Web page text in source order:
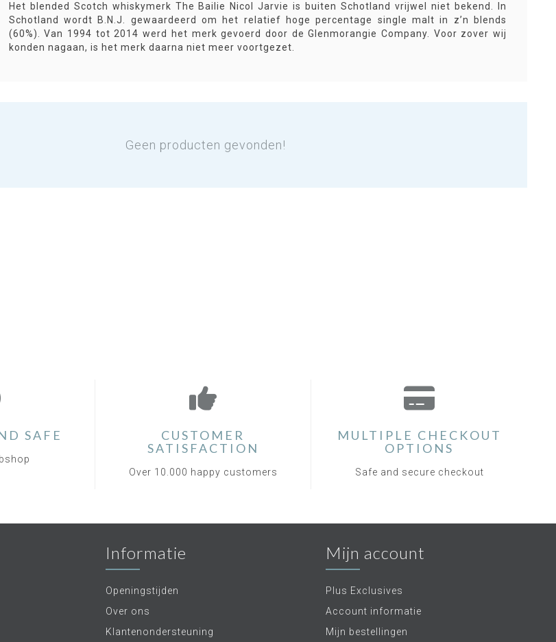
Het blended Scotch whiskymerk The Bailie Nicol Jarvie is buiten Schotland vrijwel niet bekend. In
Schotland wordt B.N.J. gewaardeerd om het relatief hoge percentage single malt in z’n blends
(60%). Van 1994 tot 2014 werd het merk gevoerd door de Glenmorangie Company. Voor zover wij
konden nagaan, is het merk daarna niet meer voortgezet.
Geen producten gevonden!
SAFE
CUSTOMER
SATISFACTION
Over 10.000 happy customers
MULTIPLE CHECKOUT
OPTIONS
Safe and secure checkout
Informatie
Openingstijden
Over ons
Klantenondersteuning
Mijn account
Plus Exclusives
Account informatie
Mijn bestellingen